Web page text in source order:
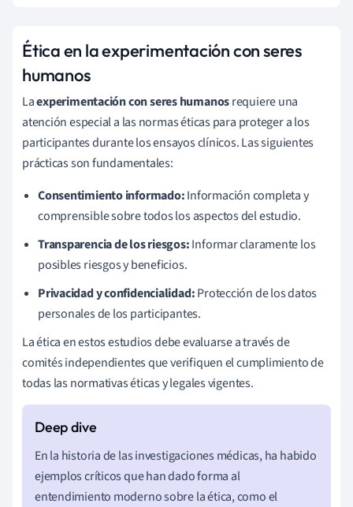
Ética en la experimentación con seres
humanos
Laexperimentación con seres humanosrequiere una
atención especial a las normas éticas para proteger a los
participantes durante los ensayos clínicos. Las siguientes
prácticas son fundamentales:
Consentimiento informado:Información completa y
comprensible sobre todos los aspectos del estudio.
Transparencia de los riesgos:Informar claramente los
posibles riesgos y beneficios.
Privacidad y confidencialidad:Protección de los datos
personales de los participantes.
La ética en estos estudios debe evaluarse a través de
comités independientes que verifiquen el cumplimiento de
todas las normativas éticas y legales vigentes.
En la historia de las investigaciones médicas, ha habido
ejemplos críticos que han dado forma al
entendimiento moderno sobre la ética, como el